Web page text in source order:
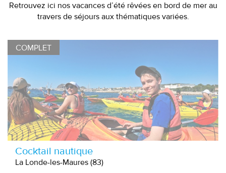
Retrouvez ici nos vacances d’été rêvées en bord de mer au
travers de séjours aux thématiques variées.
COMPLET
Cocktail nautique
La Londe-les-Maures (83)